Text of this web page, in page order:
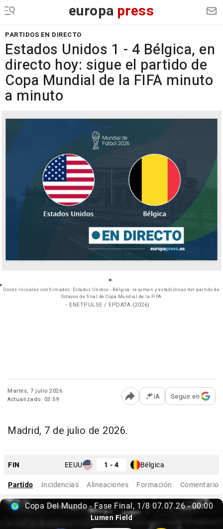
europa press
PARTIDOS EN DIRECTO
Estados Unidos 1 - 4 Bélgica, en
directo hoy: sigue el partido de
Copa Mundial de la FIFA minuto
a minuto
Onces Iniciales confirmados: Estados Unidos - Bélgica: resumen y estadísticas del partido de
Octavos de final de Copa Mundial de la FIFA
- ENETPULSE / EPDATA (2026)
Martes, 7 julio 2026
Actualizado: 03:59
Abrir opciones para
IA Seguir en
Madrid, 7 de julio de 2026.
Finalizado
FIN EEUU 1 - 4 Bélgica
Partido Incidencias Alineaciones Formación Comentarios
Copa del Mundo - Fase Final, 1/8
Copa Del Mundo - Fase Final 1/8 07.07.26, 00:00
07.07.26 -00:00
Lumen Field